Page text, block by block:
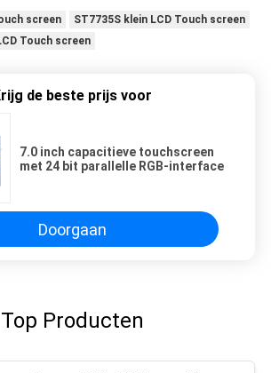
screen
ST7735S klein LCD Touch screen
Touch screen
de beste prijs voor
7.0 inch capacitieve touchscreen
met 24 bit parallelle RGB-interface
Doorgaan
Top Producten